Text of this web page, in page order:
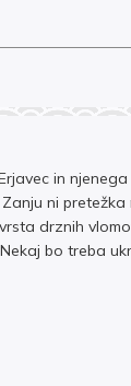
in
ni pretežka
drznih
bo treba